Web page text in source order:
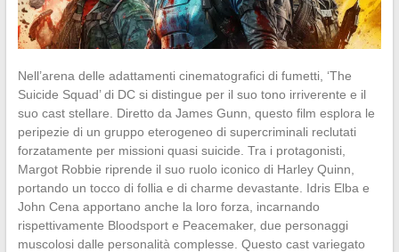
Nell’arena delle adattamenti cinematografici di fumetti, ‘The
Suicide Squad’ di DC si distingue per il suo tono irriverente e il
suo cast stellare. Diretto da James Gunn, questo film esplora le
peripezie di un gruppo eterogeneo di supercriminali reclutati
forzatamente per missioni quasi suicide. Tra i protagonisti,
Margot Robbie riprende il suo ruolo iconico di Harley Quinn,
portando un tocco di follia e di charme devastante. Idris Elba e
John Cena apportano anche la loro forza, incarnando
rispettivamente Bloodsport e Peacemaker, due personaggi
muscolosi dalle personalità complesse. Questo cast variegato